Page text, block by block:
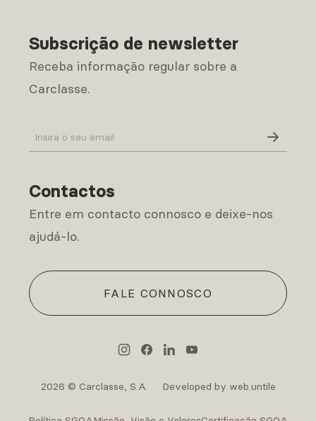
Subscrição de newsletter
Receba informação regular sobre a
Carclasse.
Contactos
Entre em contacto connosco e deixe-nos
ajudá-lo.
FALE CONNOSCO
2026 © Carclasse, S.A. Developed by web.untile